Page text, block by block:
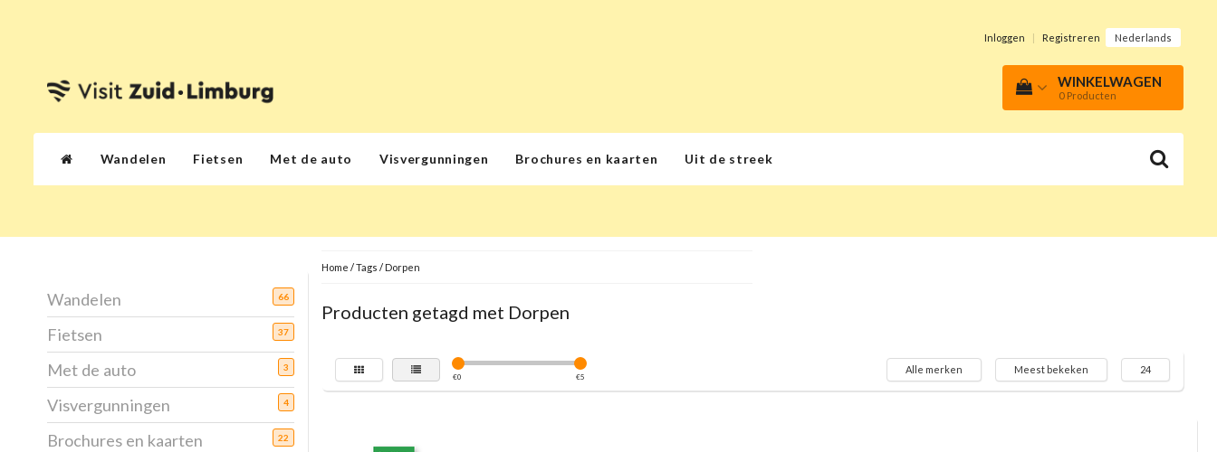
Inloggen | Registreren Nederlands
WINKELWAGEN
0 Producten
Wandelen Fietsen Met de auto Visvergunningen Brochures en kaarten Uit de streek
Wandelen 66
Fietsen 37
Met de auto 3
Visvergunningen 4
Brochures en kaarten 22
Home /Tags / Dorpen
Producten getagd met Dorpen
€0 €5
Alle merken Meest bekeken 24